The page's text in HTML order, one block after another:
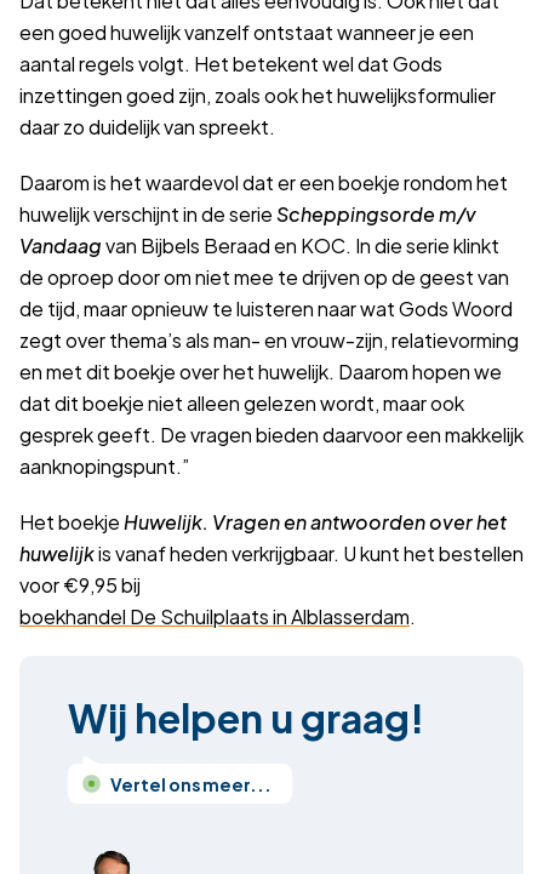
een goed huwelijk vanzelf ontstaat wanneer je een
aantal regels volgt. Het betekent wel dat Gods
inzettingen goed zijn, zoals ook het huwelijksformulier
daar zo duidelijk van spreekt.
Daarom is het waardevol dat er een boekje rondom het
huwelijk verschijnt in de serieScheppingsorde m/v
Vandaagvan Bijbels Beraad en KOC. In die serie klinkt
de oproep door om niet mee te drijven op de geest van
de tijd, maar opnieuw te luisteren naar wat Gods Woord
zegt over thema’s als man- en vrouw-zijn, relatievorming
en met dit boekje over het huwelijk. Daarom hopen we
dat dit boekje niet alleen gelezen wordt, maar ook
gesprek geeft. De vragen bieden daarvoor een makkelijk
aanknopingspunt.”
Het boekjeHuwelijk. Vragen en antwoorden over het
huwelijkis vanaf heden verkrijgbaar. U kunt het bestellen
voor €9,95 bij
boekhandel De Schuilplaats in Alblasserdam.
Wij helpen u graag!
Vertel ons meer...